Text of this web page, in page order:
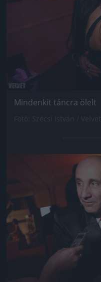
Mindenkit táncra ölelt